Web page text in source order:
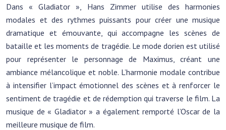
Dans « Gladiator », Hans Zimmer utilise des harmonies
modales et des rythmes puissants pour créer une musique
dramatique et émouvante, qui accompagne les scènes de
bataille et les moments de tragédie. Le mode dorien est utilisé
pour représenter le personnage de Maximus, créant une
ambiance mélancolique et noble. L’harmonie modale contribue
à intensifier l’impact émotionnel des scènes et à renforcer le
sentiment de tragédie et de rédemption qui traverse le film. La
musique de « Gladiator » a également remporté l’Oscar de la
meilleure musique de film.